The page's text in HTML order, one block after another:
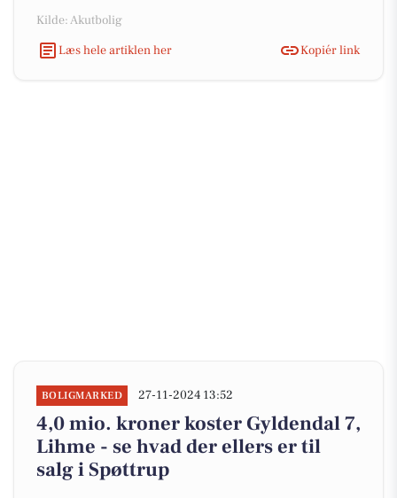
Kilde: Akutbolig
Læs hele artiklen her
Kopiér link
BOLIGMARKED 27-11-2024 13:52
4,0 mio. kroner koster Gyldendal 7,
Lihme - se hvad der ellers er til
salg i Spøttrup